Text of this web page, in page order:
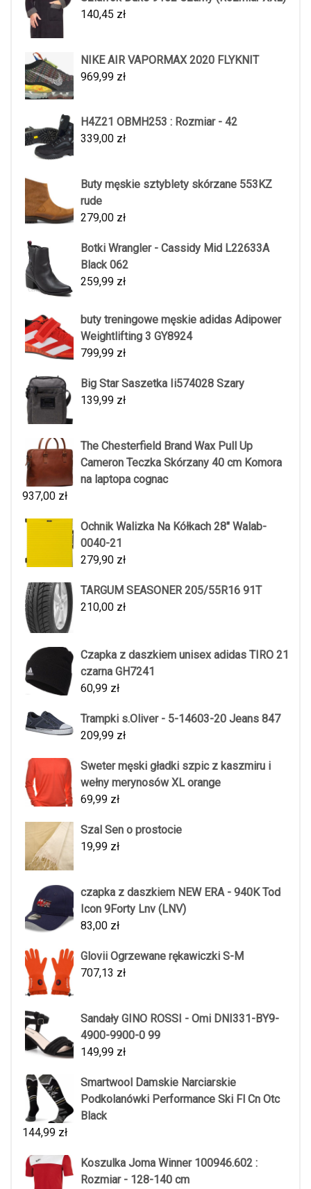
140,45 zł
NIKE AIR VAPORMAX 2020 FLYKNIT
969,99 zł
H4Z21 OBMH253 : Rozmiar - 42
339,00 zł
Buty męskie sztyblety skórzane 553KZ
rude
279,00 zł
Botki Wrangler - Cassidy Mid L22633A
Black 062
259,99 zł
buty treningowe męskie adidas Adipower
Weightlifting 3 GY8924
799,99 zł
Big Star Saszetka Ii574028 Szary
139,99 zł
The Chesterfield Brand Wax Pull Up
Cameron Teczka Skórzany 40 cm Komora
na laptopa cognac
937,00 zł
Ochnik Walizka Na Kółkach 28" Walab-
0040-21
279,90 zł
TARGUM SEASONER 205/55R16 91T
210,00 zł
Czapka z daszkiem unisex adidas TIRO 21
czarna GH7241
60,99 zł
Trampki s.Oliver - 5-14603-20 Jeans 847
209,99 zł
Sweter męski gładki szpic z kaszmiru i
wełny merynosów XL orange
69,99 zł
Szal Sen o prostocie
19,99 zł
czapka z daszkiem NEW ERA - 940K Tod
Icon 9Forty Lnv (LNV)
83,00 zł
Glovii Ogrzewane rękawiczki S-M
707,13 zł
Sandały GINO ROSSI - Omi DNI331-BY9-
4900-9900-0 99
149,99 zł
Smartwool Damskie Narciarskie
Podkolanówki Performance Ski Fl Cn Otc
Black
144,99 zł
Koszulka Joma Winner 100946.602 :
Rozmiar - 128-140 cm